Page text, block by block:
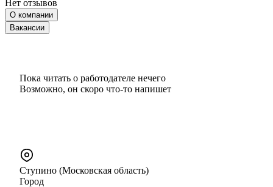
Нет отзывов
О компании
Вакансии
Пока читать о работодателе нечего
Возможно, он скоро что‑то напишет
Ступино (Московская область)
Город